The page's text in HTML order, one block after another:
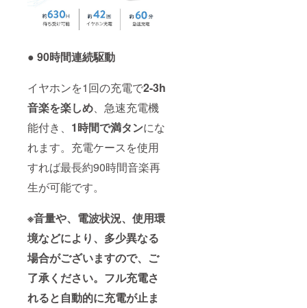
● 90時間連続駆動
イヤホンを1回の充電で2-3h
音楽を楽しめ、急速充電機
能付き、 1時間で満タンにな
れます。充電ケースを使用
すれば最長約90時間音楽再
生が可能です。
※音量や、電波状況、使用環
境などにより、多少異なる
場合がございますので、ご
了承ください。フル充電さ
れると自動的に充電が止ま